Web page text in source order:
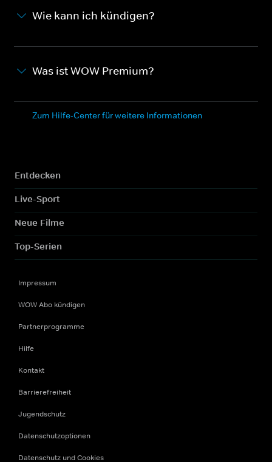
Wie kann ich kündigen?
Was ist WOW Premium?
Zum Hilfe-Center für weitere Informationen
Entdecken
Live-Sport
Neue Filme
Top-Serien
Impressum
WOW Abo kündigen
Partnerprogramme
Hilfe
Kontakt
Barrierefreiheit
Jugendschutz
Datenschutzoptionen
Datenschutz und Cookies